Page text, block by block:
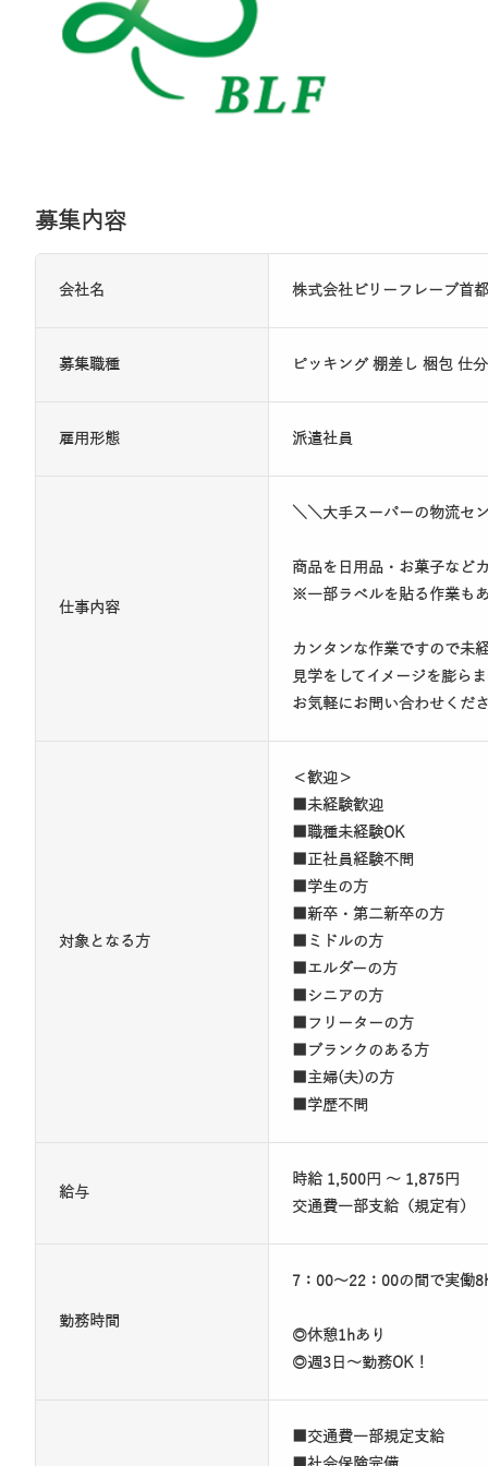
募集内容
会社名 株式会社ビリーフレーブ首
募集職種 ピッキング 棚差し 梱包 仕
雇用形態 派遣社員
仕事内容
＼＼大手スーパーの物流セ
商品を日用品・お菓子など
※一部ラベルを貼る作業も
カンタンな作業ですので未
見学をしてイメージを膨ら
お気軽にお問い合わせくだ
対象となる方
＜歓迎＞
■未経験歓迎
■職種未経験OK
■正社員経験不問
■学生の方
■新卒・第二新卒の方
■ミドルの方
■エルダーの方
■シニアの方
■フリーターの方
■ブランクのある方
■主婦(夫)の方
■学歴不問
給与
時給 1,500円 ～ 1,875円
交通費一部支給（規定有）
勤務時間
7：00～22：00の間で実働
◎休憩1hあり
◎週3日～勤務OK！
■交通費一部規定支給